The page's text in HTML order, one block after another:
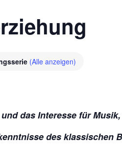
(Alle anzeigen)
das Interesse für
des klassischen